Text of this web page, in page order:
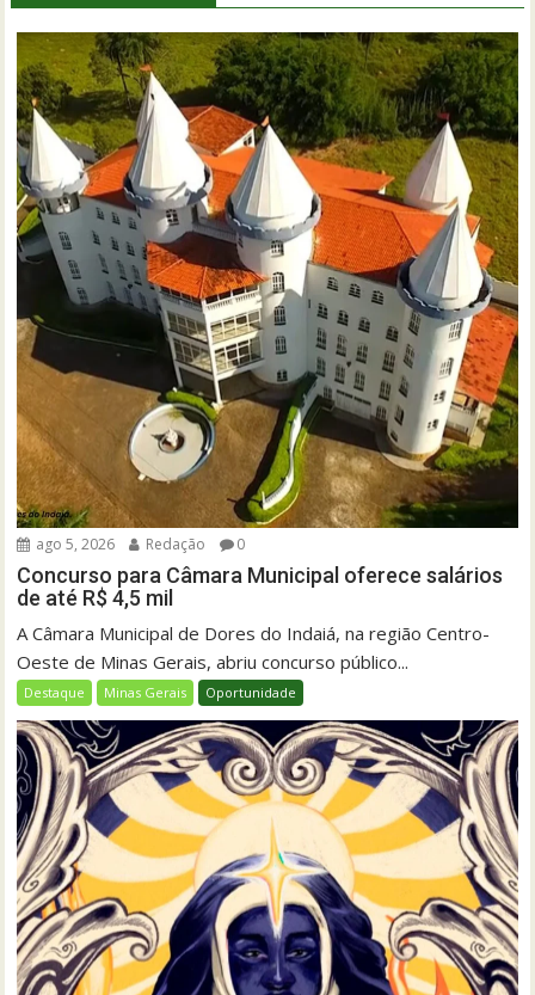
ago 5, 2026 Redação 0
Concurso para Câmara Municipal oferece salários
de até R$ 4,5 mil
A Câmara Municipal de Dores do Indaiá, na região Centro-
Oeste de Minas Gerais, abriu concurso público...
Destaque Minas Gerais Oportunidade